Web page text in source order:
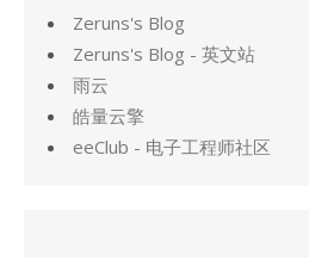
Zeruns's Blog
Zeruns's Blog - 英文站
雨云
皓量云擎
eeClub - 电子工程师社区